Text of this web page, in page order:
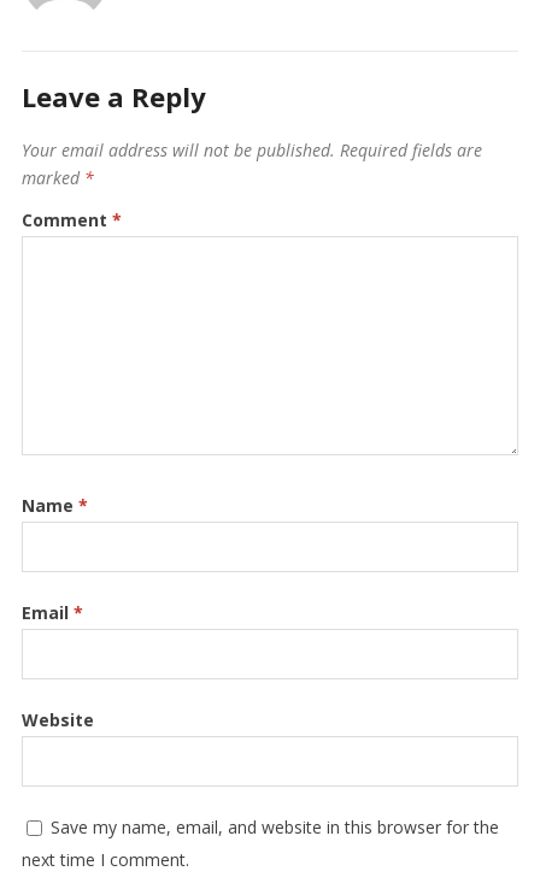
Leave a Reply
Your email address will not be published. Required fields are
marked *
Comment *
Name *
Email *
Website
Save my name, email, and website in this browser for the
next time I comment.